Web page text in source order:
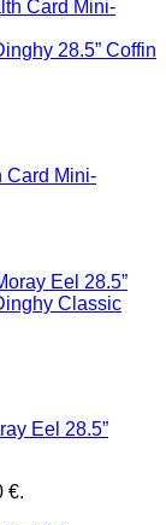
Card Mini-
Eel 28.5”
€.